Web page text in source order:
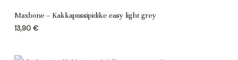
Maxbone – Kakkapussipidike easy light grey
13,90 €